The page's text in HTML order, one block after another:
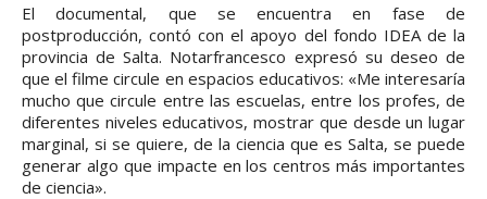
El documental, que se encuentra en fase de
postproducción, contó con el apoyo del fondo IDEA de la
provincia de Salta. Notarfrancesco expresó su deseo de
que el filme circule en espacios educativos: «Me interesaría
mucho que circule entre las escuelas, entre los profes, de
diferentes niveles educativos, mostrar que desde un lugar
marginal, si se quiere, de la ciencia que es Salta, se puede
generar algo que impacte en los centros más importantes
de ciencia».